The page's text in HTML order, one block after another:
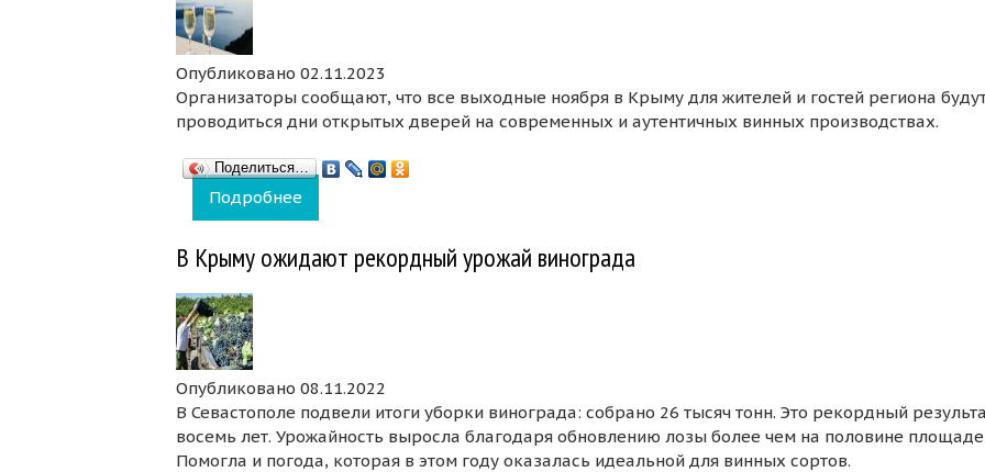
Опубликовано 02.11.2023
Организаторы сообщают, что все выходные ноября в Крыму для жителей и гостей региона
проводиться дни открытых дверей на современных и аутентичных винных производствах.
Поделиться…
Подробнее
В Крыму ожидают рекордный урожай винограда
Опубликовано 08.11.2022
В Севастополе подвели итоги уборки винограда: собрано 26 тысяч тонн. Это рекордный
восемь лет. Урожайность выросла благодаря обновлению лозы более чем на половине
Помогла и погода, которая в этом году оказалась идеальной для винных сортов.